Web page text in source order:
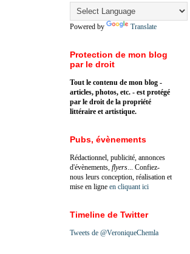
Powered by Translate
Protection de mon blog
par le droit
Tout le contenu de mon blog -
articles, photos, etc. - est protégé
par le droit de la propriété
littéraire et artistique.
Pubs, évènements
Rédactionnel, publicité, annonces
d'évènements, flyers ... Confiez-
nous leurs conception, réalisation et
mise en ligne en cliquant ici
Timeline de Twitter
Tweets de @VeroniqueChemla